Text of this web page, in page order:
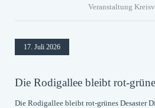
Veranstaltung
17. Juli 2026
Die Rodigallee bleibt rot-
Die Rodigallee bleibt rot-grünes Desaster